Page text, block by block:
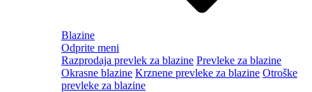
Blazine
Odprite meni
Razprodaja prevlek za blazine Prevleke za blazine
Okrasne blazine Krznene prevleke za blazine Otroške
prevleke za blazine